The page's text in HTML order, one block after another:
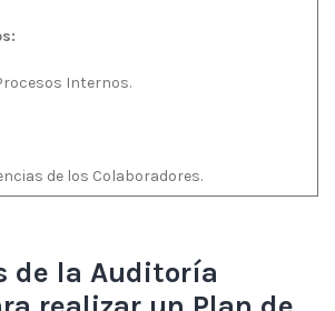
Internos.
de los Colaboradores.
de la Auditoría